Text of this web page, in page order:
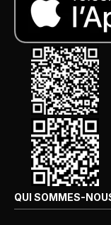
QUI SOMMES-